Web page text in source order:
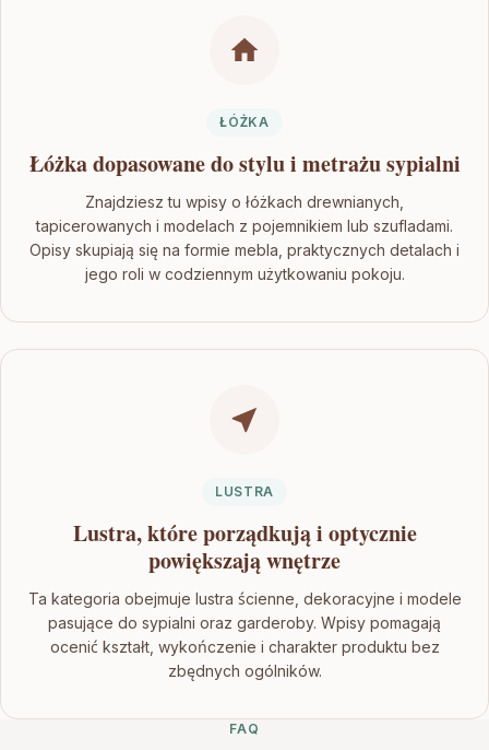
ŁÓŻKA
Łóżka dopasowane do stylu i metrażu sypialni
Znajdziesz tu wpisy o łóżkach drewnianych,
tapicerowanych i modelach z pojemnikiem lub szufladami.
Opisy skupiają się na formie mebla, praktycznych detalach i
jego roli w codziennym użytkowaniu pokoju.
LUSTRA
Lustra, które porządkują i optycznie
powiększają wnętrze
Ta kategoria obejmuje lustra ścienne, dekoracyjne i modele
pasujące do sypialni oraz garderoby. Wpisy pomagają
ocenić kształt, wykończenie i charakter produktu bez
zbędnych ogólników.
FAQ